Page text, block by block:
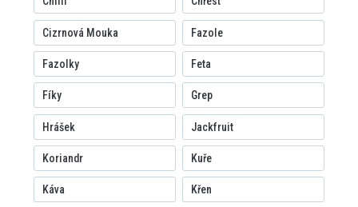
Cizrnová Mouka Fazole
Fazolky Feta
Fíky Grep
Hrášek Jackfruit
Koriandr Kuře
Káva Křen